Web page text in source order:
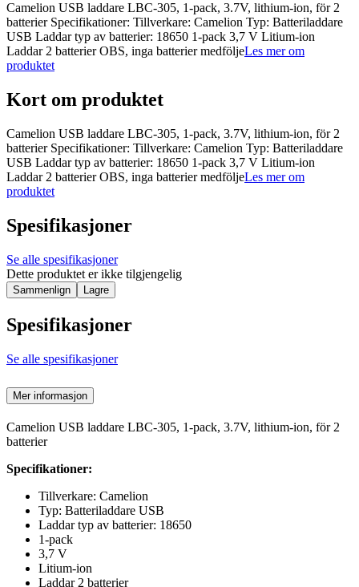
Camelion USB laddare LBC-305, 1-pack, 3.7V, lithium-ion, för 2
batterier Specifikationer: Tillverkare: Camelion Typ: Batteriladdare
USB Laddar typ av batterier: 18650 1-pack 3,7 V Litium-ion
Laddar 2 batterier OBS, inga batterier medföljeLes mer om
produktet
Kort om produktet
Camelion USB laddare LBC-305, 1-pack, 3.7V, lithium-ion, för 2
batterier Specifikationer: Tillverkare: Camelion Typ: Batteriladdare
USB Laddar typ av batterier: 18650 1-pack 3,7 V Litium-ion
Laddar 2 batterier OBS, inga batterier medföljeLes mer om
produktet
Spesifikasjoner
Se alle spesifikasjoner
Dette produktet er ikke tilgjengelig
Sammenlign Lagre
Spesifikasjoner
Se alle spesifikasjoner
Mer informasjon
Camelion USB laddare LBC-305, 1-pack, 3.7V, lithium-ion, för 2
batterier
Specifikationer:
Tillverkare: Camelion
Typ: Batteriladdare USB
Laddar typ av batterier: 18650
1-pack
3,7 V
Litium-ion
Laddar 2 batterier